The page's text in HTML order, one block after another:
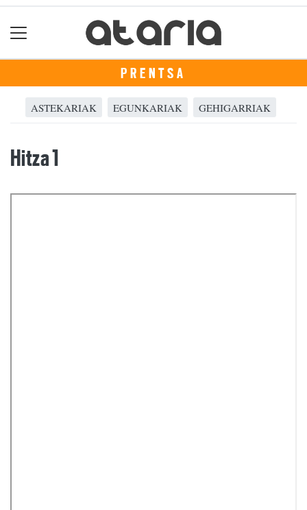
PRENTSA
ASTEKARIAK EGUNKARIAK GEHIGARRIAK
Hitza 1